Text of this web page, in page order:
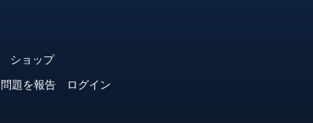
ショップ
問題を報告
ログイン